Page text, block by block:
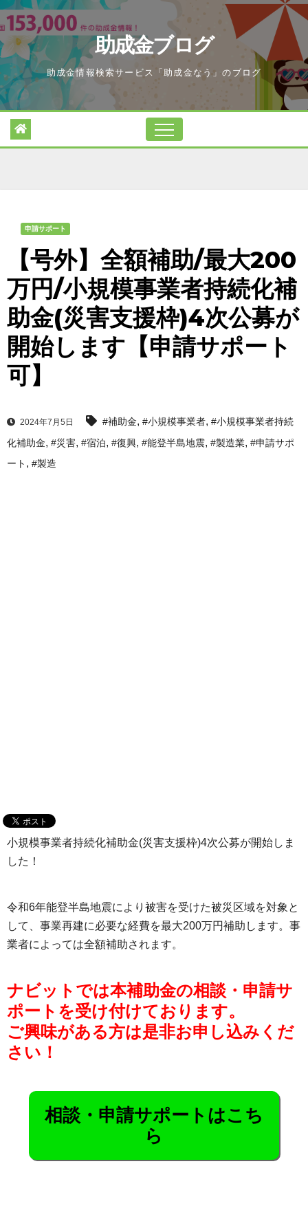
Skip
to
content
助成金ブログ
助成金情報検索サービス「助成金なう」のブログ
申請サポート
【号外】全額補助/最大200
万円/小規模事業者持続化補
助金(災害支援枠)4次公募が
開始します【申請サポート
可】
2024年7月5日 #補助金, #小規模事業者, #小規模事業者持続
化補助金, #災害, #宿泊, #復興, #能登半島地震, #製造業, #申請サポ
ート , #製造
小規模事業者持続化補助金(災害支援枠)4次公募が開始しま
した！
令和6年能登半島地震により被害を受けた被災区域を対象と
して、事業再建に必要な経費を最大200万円補助します。事
業者によっては全額補助されます。
ナビットでは本補助金の相談・申請サ
ポートを受け付けております。
ご興味がある方は是非お申し込みくだ
さい！
相談・申請サポートはこち
ら